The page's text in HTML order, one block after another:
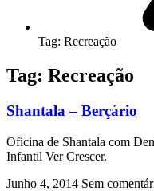
Tag: Recreação
Tag: Recreação
Shantala – Berçário
Oficina de Shantala com
Infantil Ver Crescer.
Junho 4, 2014 Sem